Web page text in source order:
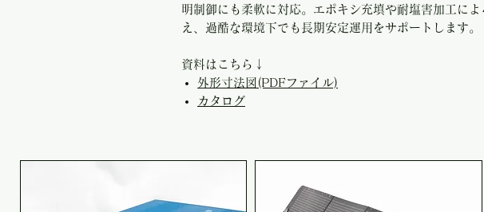
明制御にも柔軟に対応。エポキシ充填や耐塩害加工に
え、過酷な環境下でも長期安定運用をサポートします。
資料はこちら↓
外形寸法図(PDFファイル)
カタログ